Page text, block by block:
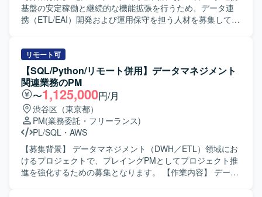
に対して、分析結果に基づく助言や提案を行います。 ・分
析ツールを用いたデータの可視化と運用を行います。 ・新
る人物像】 ゲーム領域におけるデータ分析のプロフェッシ
ョナルを目指したい方や、将来的にデータ分析に強みを持
つゲームプロデューサーや事業責任者を目指したい方を求
めております。ゲームが好きで、データを通じてプロダク
ト価値向上に貢献したいという意欲をお持ちの方が望まし
いです。 【ポジションの魅力】 大型タイトルを継続的に創
出する体制の中で、オリジナルIPと有力IPの両軸で多様なゲ
ームプロジェクトに関わることができます。企画初期から
運用、海外展開まで一気通貫で携わることができ、ヒット
させるために何が必要かをデータの観点から徹底的に追求
できます。約5,000名規模の開発体制と高度な運用ノウハウ
基盤の安定稼働と継続的な機能拡張を行うため、データ連
携（ETL/EAI）開発および運用保守を担う人材を募集してお
体的には、ETL/EAIツールを用いたデータ連携処理の開発・
改修、SQLを用いたデータ抽出やクエリの作成、構成管理
ツールによるソースやモジュールの管理、タスク管理ツー
ルを用いた二次対応およびナレッジの整理・共有、ジョブ
管理ツールを用いた定常運用オペレーションなどを実施い
ただきます。また、電力/エネルギー領域特有の業務処理に
関する知識を活かしながら、データ基盤との連携作業にも
関わっていただきます。 【求める人物像】 データ連携や運
用保守業務に主体的に取り組み、関係者と積極的にコミュ
ニケーションを取りながら円滑に作業を進めていただける
方を求めております。新しいツールやクラウドデータ基盤
リモート可
【SQL/Python/リモート併用】データマネジメント
関連業務のPM
〜1,125,000円/月
渋谷区（東京都）
PM(業務委託・フリーランス)
PL/SQL ・ AWS
【募集背景】 データマネジメント（DWH／ETL）領域にお
けるプロジェクトで、プレイングPMとしてプロジェクト推
進を強化するための募集となります。 【作業内容】 データ